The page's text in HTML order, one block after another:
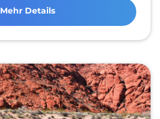
Mehr Details